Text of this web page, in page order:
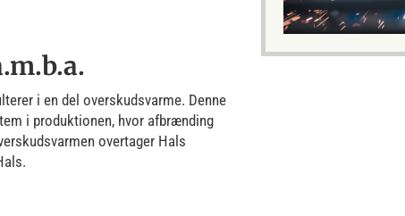
i en del overskudsvarme. Denne
i produktionen, hvor afbrænding
overtager Hals